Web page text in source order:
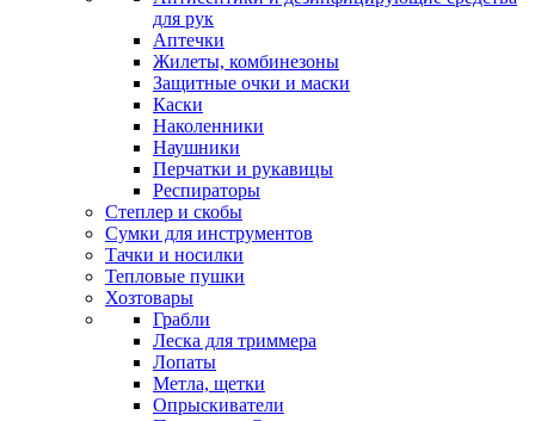
для рук
Аптечки
Жилеты, комбинезоны
Защитные очки и маски
Каски
Наколенники
Наушники
Перчатки и рукавицы
Респираторы
Степлер и скобы
Сумки для инструментов
Тачки и носилки
Тепловые пушки
Хозтовары
Грабли
Леска для триммера
Лопаты
Метла, щетки
Опрыскиватели